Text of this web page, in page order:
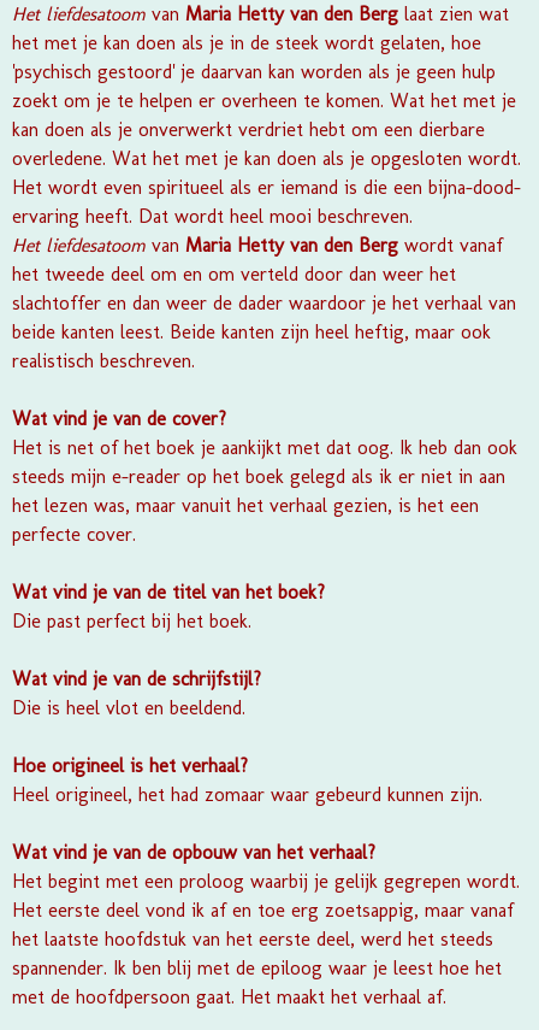
Het liefdesatoom van Maria Hetty van den Berg laat zien wat
het met je kan doen als je in de steek wordt gelaten, hoe
'psychisch gestoord' je daarvan kan worden als je geen hulp
zoekt om je te helpen er overheen te komen. Wat het met je
kan doen als je onverwerkt verdriet hebt om een dierbare
overledene. Wat het met je kan doen als je opgesloten wordt.
Het wordt even spiritueel als er iemand is die een bijna-dood-
ervaring heeft. Dat wordt heel mooi beschreven.
Het liefdesatoom van Maria Hetty van den Berg wordt vanaf
het tweede deel om en om verteld door dan weer het
slachtoffer en dan weer de dader waardoor je het verhaal van
beide kanten leest. Beide kanten zijn heel heftig, maar ook
realistisch beschreven.
Wat vind je van de cover?
Het is net of het boek je aankijkt met dat oog. Ik heb dan ook
steeds mijn e-reader op het boek gelegd als ik er niet in aan
het lezen was, maar vanuit het verhaal gezien, is het een
perfecte cover.
Wat vind je van de titel van het boek?
Die past perfect bij het boek.
Wat vind je van de schrijfstijl?
Die is heel vlot en beeldend.
Hoe origineel is het verhaal?
Heel origineel, het had zomaar waar gebeurd kunnen zijn.
Wat vind je van de opbouw van het verhaal?
Het begint met een proloog waarbij je gelijk gegrepen wordt.
Het eerste deel vond ik af en toe erg zoetsappig, maar vanaf
het laatste hoofdstuk van het eerste deel, werd het steeds
spannender. Ik ben blij met de epiloog waar je leest hoe het
met de hoofdpersoon gaat. Het maakt het verhaal af.